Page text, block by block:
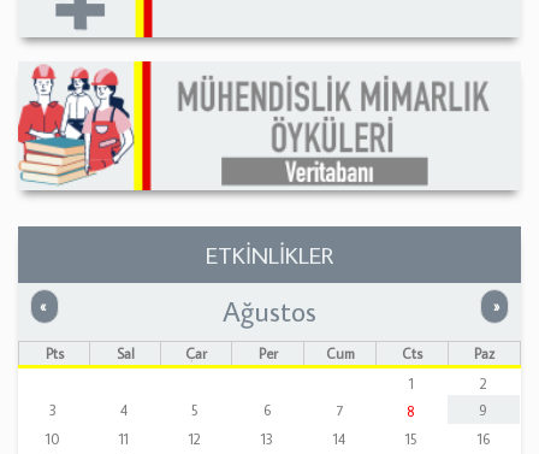
ETKİNLİKLER
« Önceki »
Ağustos
Pts Sal Çar Per Cum Cts
Paz
1
2
3
4 5 6 7 8
9
10
11 12 13 14 15
16